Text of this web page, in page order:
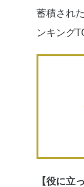
蓄積され
ンキング
【役に立